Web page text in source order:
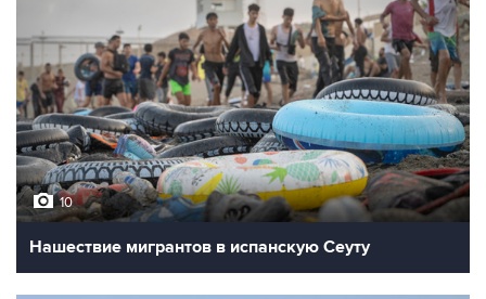
10
Нашествие мигрантов в испанскую Сеуту